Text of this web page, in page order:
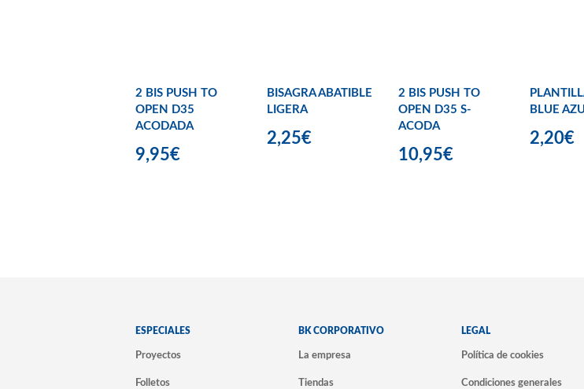
2 BIS PUSH TO
OPEN D35
ACODADA
9,95€
BISAGRA ABATIBLE
LIGERA
2,25€
2 BIS PUSH TO
OPEN D35 S-
ACODA
10,95€
BLUE
2,20€
ESPECIALES
Proyectos
Folletos
BK CORPORATIVO
La empresa
Tiendas
LEGAL
Política de cookies
Condiciones generales